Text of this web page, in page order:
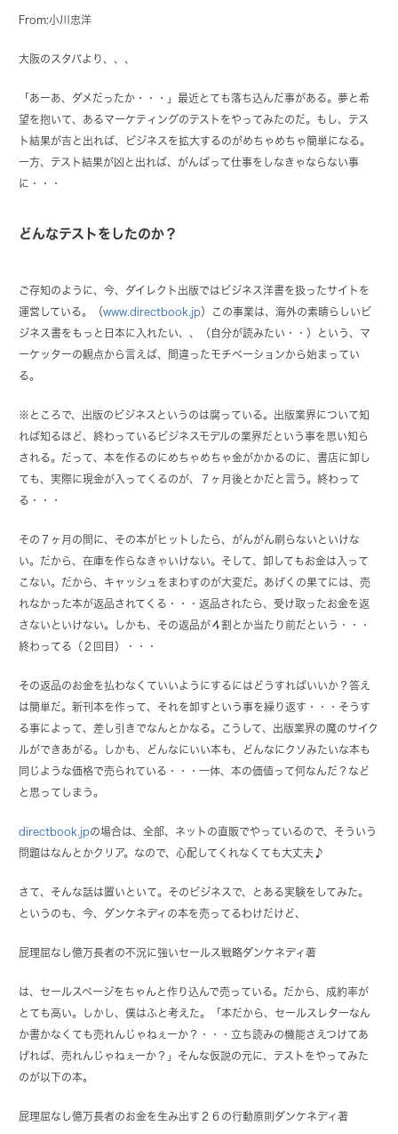
From:小川忠洋
大阪のスタバより、、、
「あーあ、ダメだったか・・・」最近とても落ち込んだ事がある。夢と希
望を抱いて、あるマーケティングのテストをやってみたのだ。もし、テス
ト結果が吉と出れば、ビジネスを拡大するのがめちゃめちゃ簡単になる。
一方、テスト結果が凶と出れば、がんばって仕事をしなきゃならない事
に・・・
どんなテストをしたのか？
ご存知のように、今、ダイレクト出版ではビジネス洋書を扱ったサイトを
運営している。（www.directbook.jp）この事業は、海外の素晴らしいビ
ジネス書をもっと日本に入れたい、、（自分が読みたい・・）という、マ
ーケッターの観点から言えば、間違ったモチベーションから始まってい
る。
※ところで、出版のビジネスというのは腐っている。出版業界について知
れば知るほど、終わっているビジネスモデルの業界だという事を思い知ら
される。だって、本を作るのにめちゃめちゃ金がかかるのに、書店に卸し
ても、実際に現金が入ってくるのが、７ヶ月後とかだと言う。終わって
る・・・
その７ヶ月の間に、その本がヒットしたら、がんがん刷らないといけな
い。だから、在庫を作らなきゃいけない。そして、卸してもお金は入って
こない。だから、キャッシュをまわすのが大変だ。あげくの果てには、売
れなかった本が返品されてくる・・・返品されたら、受け取ったお金を返
さないといけない。しかも、その返品が４割とか当たり前だという・・・
終わってる（２回目）・・・
その返品のお金を払わなくていいようにするにはどうすればいいか？答え
は簡単だ。新刊本を作って、それを卸すという事を繰り返す・・・そうす
る事によって、差し引きでなんとかなる。こうして、出版業界の魔のサイク
ルができあがる。しかも、どんなにいい本も、どんなにクソみたいな本も
同じような価格で売られている・・・一体、本の価値って何なんだ？など
と思ってしまう。
directbook.jpの場合は、全部、ネットの直販でやっているので、そういう
問題はなんとかクリア。なので、心配してくれなくても大丈夫♪
さて、そんな話は置いといて。そのビジネスで、とある実験をしてみた。
というのも、今、ダンケネディの本を売ってるわけだけど、
屁理屈なし億万長者の不況に強いセールス戦略ダンケネディ著
は、セールスページをちゃんと作り込んで売っている。だから、成約率が
とても高い。しかし、僕はふと考えた。「本だから、セールスレターなん
か書かなくても売れんじゃねぇーか？・・・立ち読みの機能さえつけてあ
げれば、売れんじゃねぇーか？」そんな仮説の元に、テストをやってみた
のが以下の本。
屁理屈なし億万長者のお金を生み出す２６の行動原則ダンケネディ著